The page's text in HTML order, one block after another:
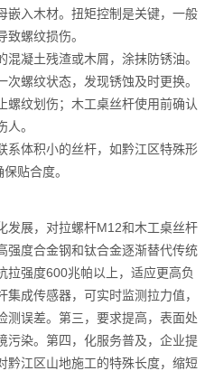
嵌入木材。扭矩控制是关键，一般
螺纹损伤。
混凝土残渣或木屑，涂抹防锈油。
螺纹状态，发现锈蚀及时更换。
螺纹划伤；木工桌丝杆使用前确认
。
系体积小的丝杆，如黔江区特殊形
贴合度。
发展，对拉螺杆M12和木工桌丝杆
强度合金钢和钛合金逐渐替代传统
拉强度600兆帕以上，适应更高负
成传感器，可实时监测拉力值，
测误差。第三，要求提高，表面处
污染。第四，化服务普及，企业提
黔江区山地施工的特殊长度，缩短